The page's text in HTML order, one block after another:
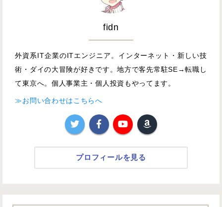
fidn
外資系IT企業のITエンジニア。インターネット・新しい技
術・ダイの大冒険が好きです。地方で客先常駐SE→転職し
て東京へ。個人事業主・個人投資もやってます。
≫お問い合わせはこちらへ
プロフィールを見る